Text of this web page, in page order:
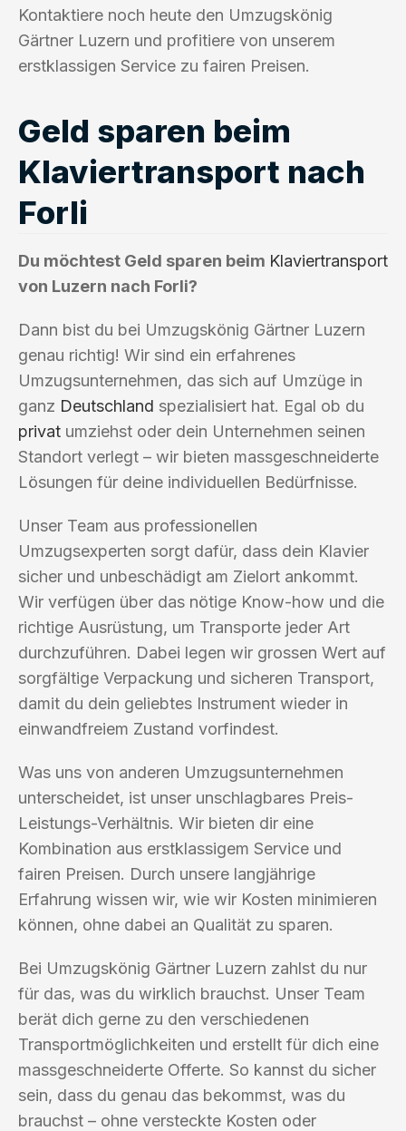
Kontaktiere noch heute den Umzugskönig
Gärtner Luzern und profitiere von unserem
erstklassigen Service zu fairen Preisen.
Geld sparen beim
Klaviertransport nach
Forli
Du möchtest Geld sparen beim Klaviertransport
von Luzern nach Forli?
Dann bist du bei Umzugskönig Gärtner Luzern
genau richtig! Wir sind ein erfahrenes
Umzugsunternehmen, das sich auf Umzüge in
ganz Deutschland spezialisiert hat. Egal ob du
privat umziehst oder dein Unternehmen seinen
Standort verlegt – wir bieten massgeschneiderte
Lösungen für deine individuellen Bedürfnisse.
Unser Team aus professionellen
Umzugsexperten sorgt dafür, dass dein Klavier
sicher und unbeschädigt am Zielort ankommt.
Wir verfügen über das nötige Know-how und die
richtige Ausrüstung, um Transporte jeder Art
durchzuführen. Dabei legen wir grossen Wert auf
sorgfältige Verpackung und sicheren Transport,
damit du dein geliebtes Instrument wieder in
einwandfreiem Zustand vorfindest.
Was uns von anderen Umzugsunternehmen
unterscheidet, ist unser unschlagbares Preis-
Leistungs-Verhältnis. Wir bieten dir eine
Kombination aus erstklassigem Service und
fairen Preisen. Durch unsere langjährige
Erfahrung wissen wir, wie wir Kosten minimieren
können, ohne dabei an Qualität zu sparen.
Bei Umzugskönig Gärtner Luzern zahlst du nur
für das, was du wirklich brauchst. Unser Team
berät dich gerne zu den verschiedenen
Transportmöglichkeiten und erstellt für dich eine
massgeschneiderte Offerte. So kannst du sicher
sein, dass du genau das bekommst, was du
brauchst – ohne versteckte Kosten oder